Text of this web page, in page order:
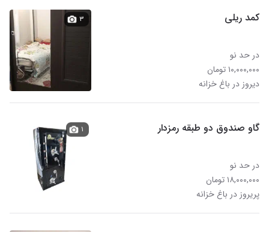
کمد ریلی
در حد نو
۱۰,۰۰۰,۰۰۰ تومان
دیروز در باغ خزانه
۳
گاو صندوق دو طبقه رمزدار
در حد نو
۱۸,۰۰۰,۰۰۰ تومان
پریروز در باغ خزانه
۱